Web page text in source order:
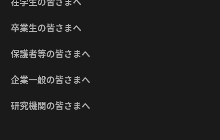
卒業生の皆さまへ
保護者等の皆さまへ
企業一般の皆さまへ
研究機関の皆さまへ